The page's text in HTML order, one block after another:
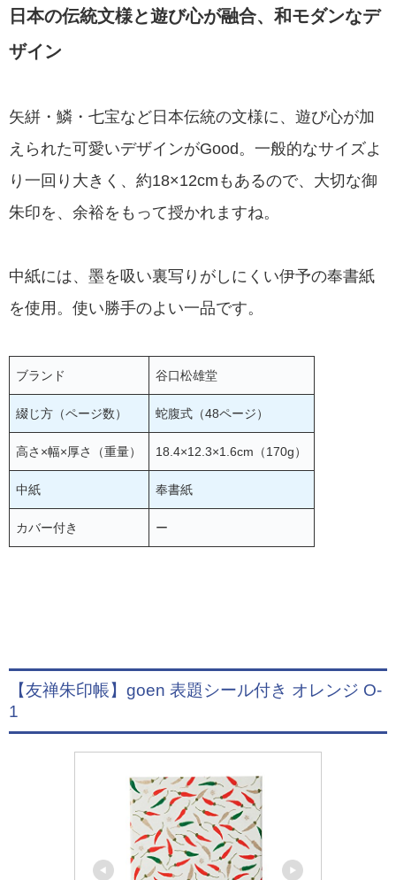
日本の伝統文様と遊び心が融合、和モダンなデ
ザイン
矢絣・鱗・七宝など日本伝統の文様に、遊び心が加
えられた可愛いデザインがGood。一般的なサイズよ
り一回り大きく、約18×12cmもあるので、大切な御
朱印を、余裕をもって授かれますね。
中紙には、墨を吸い裏写りがしにくい伊予の奉書紙
を使用。使い勝手のよい一品です。
ブランド 谷口松雄堂
綴じ方（ページ数） 蛇腹式（48ページ）
高さ×幅×厚さ（重量） 18.4×12.3×1.6cm（170g）
中紙 奉書紙
カバー付き ー
【友禅朱印帳】goen 表題シール付き オレンジ O-
1